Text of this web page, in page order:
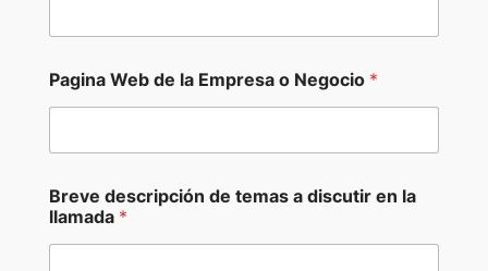
W
e
b
Pagina Web de la Empresa o Negocio *
Breve descripción de temas a discutir en la
llamada *